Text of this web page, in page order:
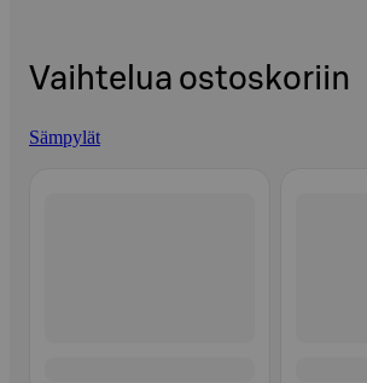
Vaihtelua ostoskoriin
Sämpylät